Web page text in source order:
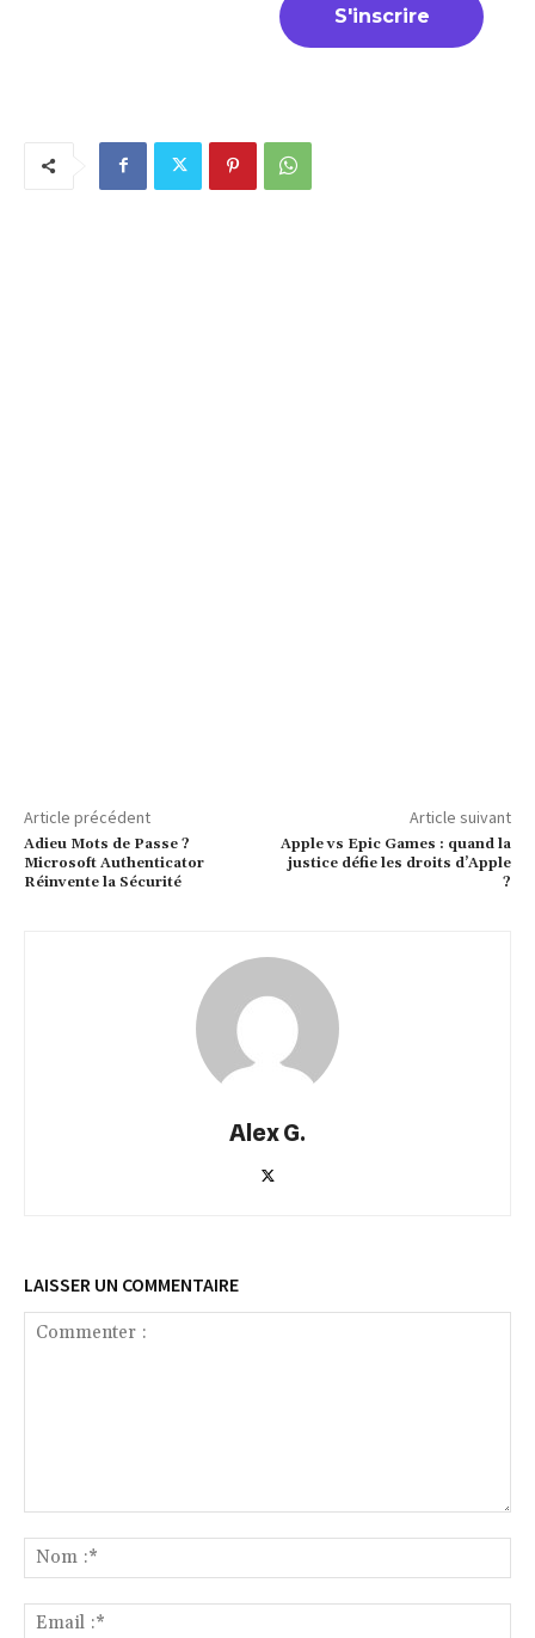
Article précédent
Adieu Mots de Passe ?
Microsoft Authenticator
Réinvente la Sécurité
Article suivant
Apple vs Epic Games : quand la
justice défie les droits d’Apple
?
Alex G.
LAISSER UN COMMENTAIRE